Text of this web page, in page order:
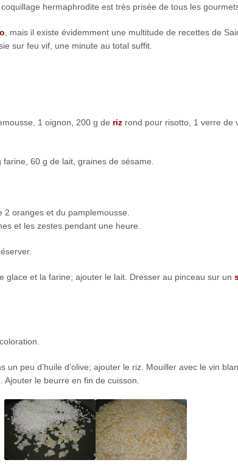
hermaphrodite est très prisée de tous les
, mais il existe évidemment une multitude de recettes de
sur feu vif, une minute au total suffit.
1 oignon, 200 g de rizrond pour risotto, 1 verre de
60 g de lait, graines de sésame.
2 oranges et du pamplemousse.
et les zestes pendant une heure.
glace et la farine; ajouter le lait. Dresser au pinceau sur un
un peu d’huile d’olive; ajouter le riz. Mouiller avec le vin
le beurre en fin de cuisson.